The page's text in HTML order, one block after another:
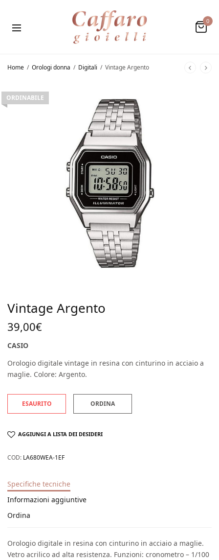
0
Home / Orologi donna / Digitali / Vintage Argento
ORDINABILE
Vintage Argento
39,00€
CASIO
Orologio digitale vintage in resina con cinturino in acciaio a
maglie. Colore: Argento.
ESAURITO ORDINA
AGGIUNGI A LISTA DEI DESIDERI
COD: LA680WEA-1EF
Specifiche tecniche
Informazioni aggiuntive
Ordina
Orologio digitale in resina con cinturino in acciaio a maglie.
Vetro acrilico ad alta resistenza. Funzioni: cronometro – 1/100